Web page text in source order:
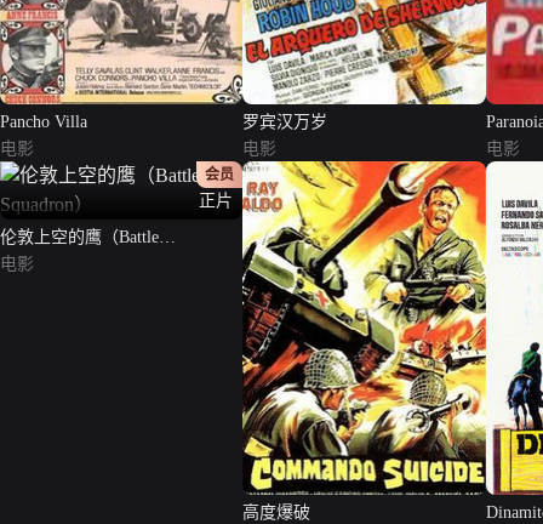
Pancho Villa
电影
罗宾汉万岁
电影
电影
正片
会员
伦敦上空的鹰（Battle
Squadron）
电影
高度爆破